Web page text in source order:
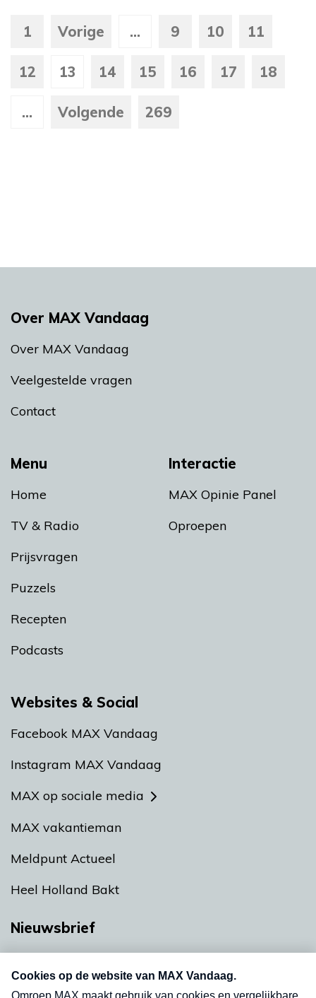
1 Vorige ... 9 10 11
12 13 14 15 16 17 18
... Volgende 269
Menu
Home
TV & Radio
Prijsvragen
Puzzels
Recepten
Podcasts
Interactie
MAX Opinie Panel
Oproepen
Over MAX Vandaag
Over MAX Vandaag
Veelgestelde vragen
Contact
Websites & Social
Facebook MAX Vandaag
Instagram MAX Vandaag
MAX op sociale media
MAX vakantieman
Meldpunt Actueel
Heel Holland Bakt
Nieuwsbrief
nieuwsbrief. Elke vrijdag- en dinsdagochtend in
uw mailbox.